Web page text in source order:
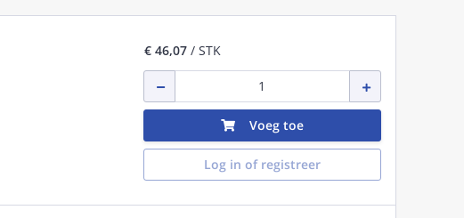
€ 46,07/ STK
Voeg toe
Log in of registreer